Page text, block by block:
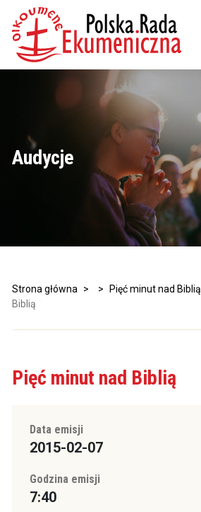
Audycje
Strona główna > > Pięć minut nad Biblią
Biblią
Pięć minut nad Biblią
Data emisji
2015-02-07
Godzina emisji
7:40